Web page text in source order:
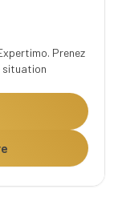
Prenez
situation